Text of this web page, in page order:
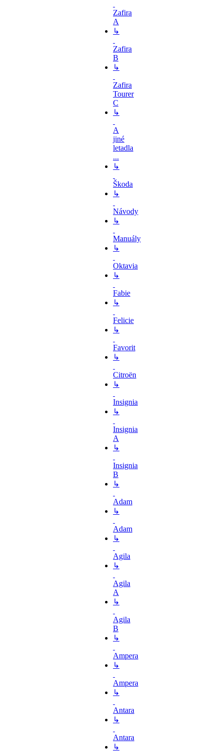
Zafira
A
↳
Zafira
B
↳
Zafira
Tourer
C
↳
A
jiné
letadla
...
↳
Škoda
↳
Návody
↳
Manuály
↳
Oktavia
↳
Fabie
↳
Felicie
↳
Favorit
↳
Citroën
↳
Insignia
↳
Insignia
A
↳
Insignia
B
↳
Adam
↳
Adam
↳
Agila
↳
Agila
A
↳
Agila
B
↳
Ampera
↳
Ampera
↳
Antara
↳
Antara
↳